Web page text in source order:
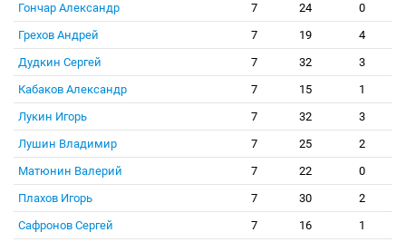
Гончар Александр
7 24
0
Грехов Андрей
7 19
4
Дудкин Сергей
7 32
3
Кабаков Александр
7 15
1
Лукин Игорь
7 32
3
Лушин Владимир
7 25
2
Матюнин Валерий
7 22
0
Плахов Игорь
7 30
2
Сафронов Сергей
7 16
1